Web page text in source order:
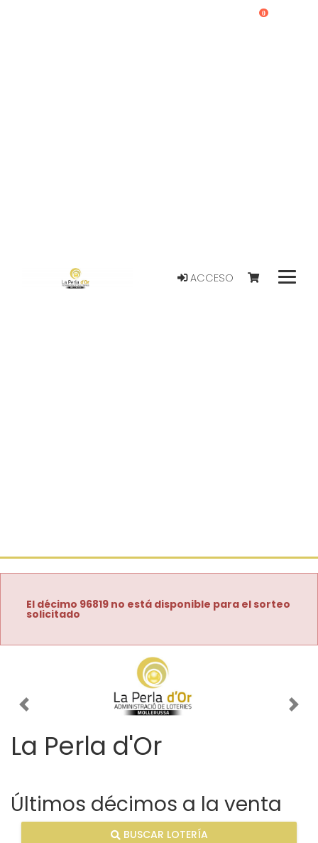
ACCESO
0
El décimo 96819 no está disponible para el sorteo
solicitado
Imagen anterior
La Perla d'Or
Últimos décimos a la venta
BUSCAR LOTERÍA